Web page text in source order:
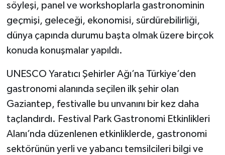
söyleşi, panel ve workshoplarla gastronominin
geçmişi, geleceği, ekonomisi, sürdürebilirliği,
dünya çapında durumu başta olmak üzere birçok
konuda konuşmalar yapıldı.
UNESCO Yaratıcı Şehirler Ağı’na Türkiye’den
gastronomi alanında seçilen ilk şehir olan
Gaziantep, festivalle bu unvanını bir kez daha
taçlandırdı. Festival Park Gastronomi Etkinlikleri
Alanı’nda düzenlenen etkinliklerde, gastronomi
sektörünün yerli ve yabancı temsilcileri bilgi ve